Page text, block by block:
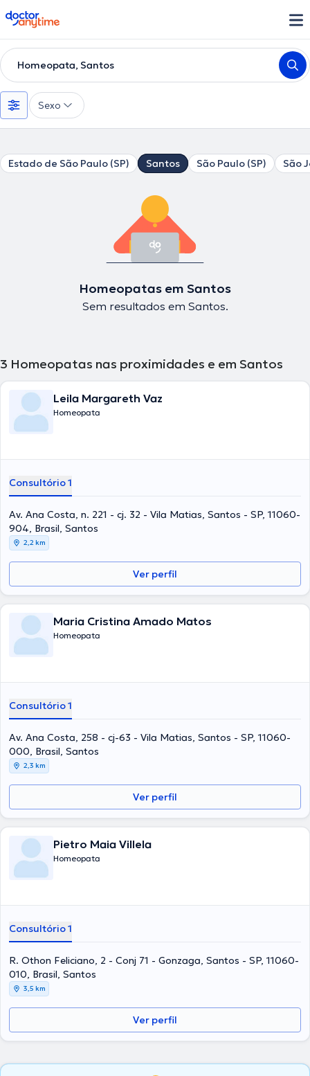
doctoranytime
Homeopata, Santos
Sexo
Estado de São Paulo (SP) Santos São Paulo (SP) São
Homeopatas em Santos
Sem resultados em Santos.
3 Homeopatas nas proximidades e em Santos
Leila Margareth Vaz
Homeopata
Consultório 1
Av. Ana Costa, n. 221 - cj. 32 - Vila Matias, Santos - SP, 11060-
904, Brasil, Santos
2,2 km
Ver perfil
Maria Cristina Amado Matos
Homeopata
Consultório 1
Av. Ana Costa, 258 - cj-63 - Vila Matias, Santos - SP, 11060-
000, Brasil, Santos
2,3 km
Ver perfil
Pietro Maia Villela
Homeopata
Consultório 1
R. Othon Feliciano, 2 - Conj 71 - Gonzaga, Santos - SP, 11060-
010, Brasil, Santos
3,5 km
Ver perfil